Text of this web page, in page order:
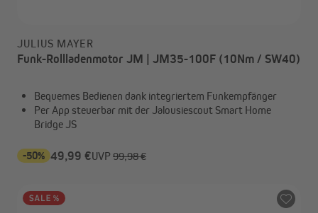
JULIUS MAYER
Funk-Rollladenmotor JM | JM35-100F (10Nm / SW40)
Bequemes Bedienen dank integriertem Funkempfänger
Per App steuerbar mit der Jalousiescout Smart Home
Bridge JS
-50% 49,99 €UVP 99,98 €